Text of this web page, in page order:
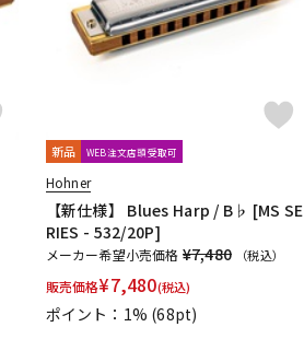
新品 WEB注文店頭受取可
Hohner
【新仕様】 Blues Harp / B♭ [MS SE
RIES - 532/20P]
メーカー希望小売価格 ¥7,480 （税込）
販売価格¥7,480(税込)
ポイント：1% (68pt)